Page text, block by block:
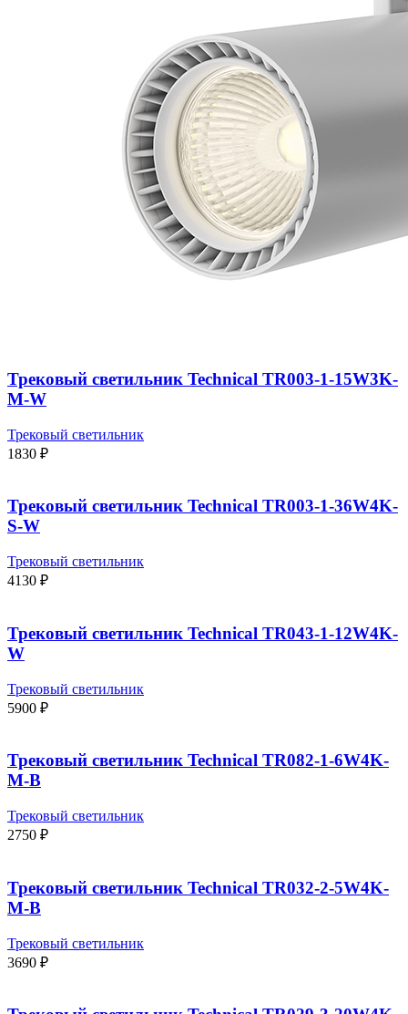
Трековый светильник Technical TR003-1-15W3K-
M-W
Трековый светильник
1830 ₽
Трековый светильник Technical TR003-1-36W4K-
S-W
Трековый светильник
4130 ₽
Трековый светильник Technical TR043-1-12W4K-
W
Трековый светильник
5900 ₽
Трековый светильник Technical TR082-1-6W4K-
M-B
Трековый светильник
2750 ₽
Трековый светильник Technical TR032-2-5W4K-
M-B
Трековый светильник
3690 ₽